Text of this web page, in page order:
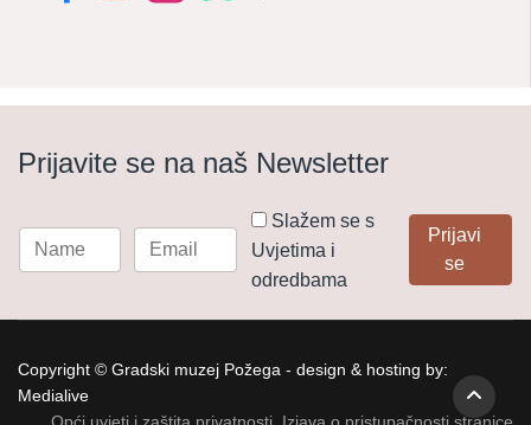
Prijavite se na naš Newsletter
Slažem se s
Uvjetima i
odredbama
Prijavi
se
Copyright © Gradski muzej Požega - design & hosting by:
Medialive